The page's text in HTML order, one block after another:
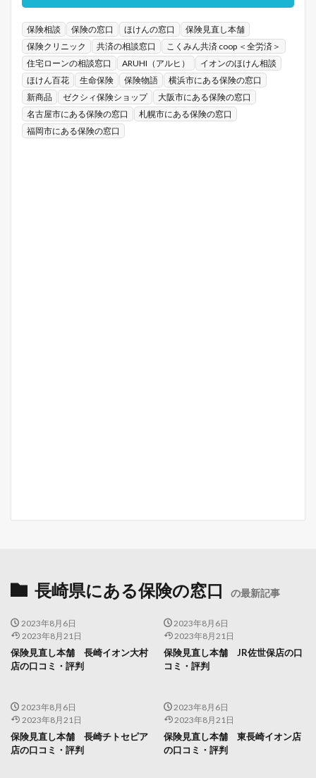
保険相談 保険の窓口 ほけんの窓口
保険見直し本舗
保険クリニック
共済の相談窓口
こくみん共済 coop ＜全労済＞
住宅ローンの相談窓口
ARUHI（アルヒ）
イオンのほけん相談
ほけん百花
生命保険 保険物語
横浜市にある保険の窓口
新商品
ゼクシィ保険ショップ
大阪市にある保険の窓口
名古屋市にある保険の窓口
札幌市にある保険の窓口
福岡市にある保険の窓口
長崎県にある保険の窓口 の最新記事
2023年8月6日
2023年8月21日
保険見直し本舗 長崎イオン大村
店の口コミ・評判
2023年8月6日
2023年8月21日
保険見直し本舗 JR佐世保店の口
コミ・評判
2023年8月6日
2023年8月21日
保険見直し本舗 長崎チトセピア
店の口コミ・評判
2023年8月6日
2023年8月21日
保険見直し本舗 東長崎イオン店
の口コミ・評判